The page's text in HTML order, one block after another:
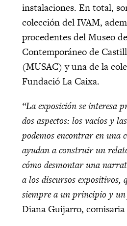
instalaciones. En total,
colección del IVAM,
procedentes del Museo
Contemporáneo de
(MUSAC) y una de la
Fundació La Caixa.
“La exposición se interesa
dos aspectos: los vacíos y
podemos encontrar en una
ayudan a construir un
cómo desmontar una
a los discursos expositivos,
siempre a un principio y
Diana Guijarro,